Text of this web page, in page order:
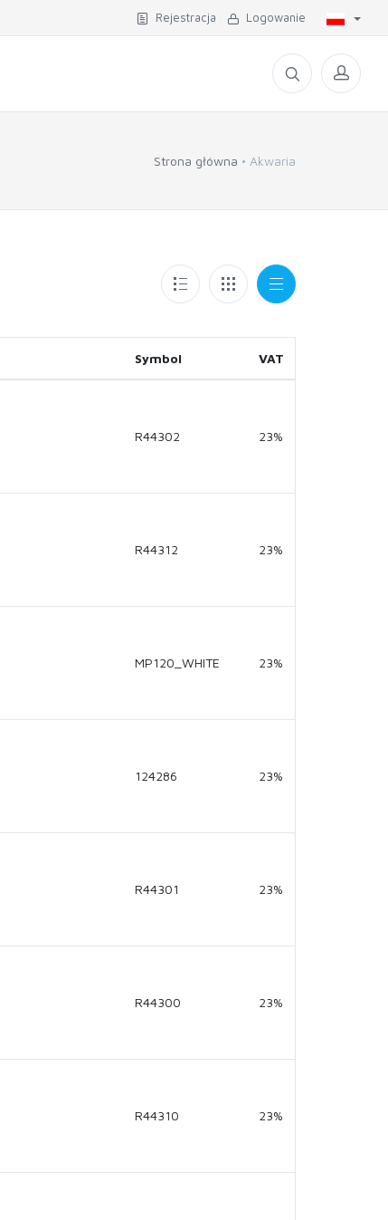
Rejestracja Logowanie
Strona główna Akwaria
Symbol VAT
R44302 23%
R44312 23%
MP120_WHITE 23%
124286 23%
R44301 23%
R44300 23%
R44310 23%